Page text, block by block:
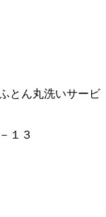
とん丸洗いサービ
１３